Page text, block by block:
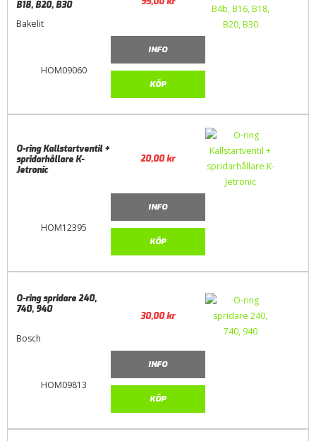
HOM09060
B18, B20, B30
Bakelit
INFO
KÖP
HOM12395
O-ring Kallstartventil +
spridarhållare K-
Jetronic
20,00kr
INFO
KÖP
HOM09813
O-ring spridare 240,
740, 940
Bosch
30,00kr
INFO
KÖP